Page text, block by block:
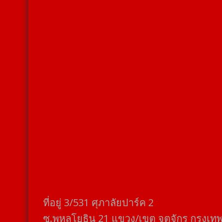
ที่อยู่​ 3/531​ ศุภาลัยปาร์ค​ 2
ซ.พหลโยธิน​ 21​ แขวง/เขต​ จตุจักร​ กรุงเท